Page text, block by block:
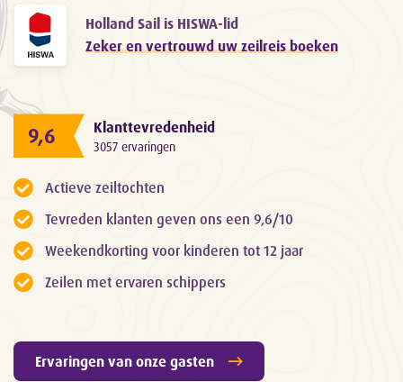
Holland Sail is HISWA-lid
Zeker en vertrouwd uw zeilreis boeken
9,6 Klanttevredenheid
3057 ervaringen
Actieve zeiltochten
Tevreden klanten geven ons een 9,6/10
Weekendkorting voor kinderen tot 12 jaar
Zeilen met ervaren schippers
Ervaringen van onze gasten